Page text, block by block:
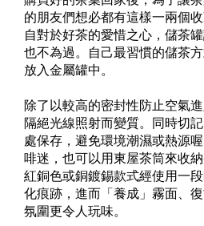
的朋友們想必都有這樣一兩個
自對於好茶的愛惜之心，儲茶
也不為過。自己最習慣的儲茶
放入金屬罐中。
除了以較高的密封性防止空氣
隔絕光線照射而變質。同時切
處保存，避免環境潮濕或熱源
啡迷，也可以用東屋茶筒來收
紅銅色或銅鍍錫款式經使用一
化痕跡，進而「養成」霧面、
氛圍更令人玩味。